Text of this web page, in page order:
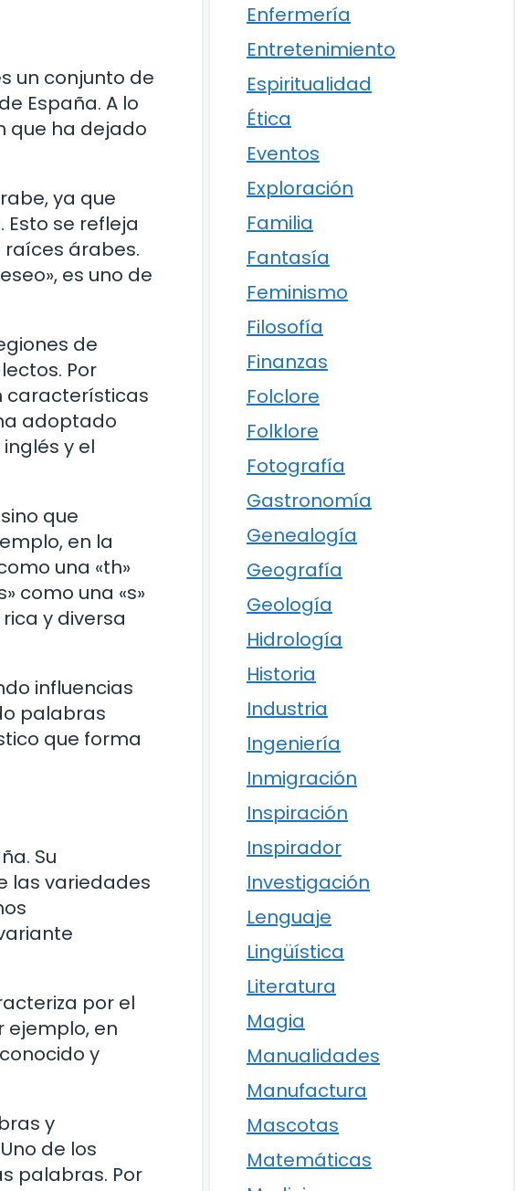
un conjunto de
España. A lo
que ha dejado
ya que
se refleja
raíces árabes.
es uno de
de
Por
características
adoptado
y el
que
en la
una «th»
como una «s»
y diversa
influencias
palabras
que forma
Su
las variedades
por el
ejemplo, en
y
y
de los
palabras. Por
Enfermería
Entretenimiento
Espiritualidad
Ética
Eventos
Exploración
Familia
Fantasía
Feminismo
Filosofía
Finanzas
Folclore
Folklore
Fotografía
Gastronomía
Genealogía
Geografía
Geología
Hidrología
Historia
Industria
Ingeniería
Inmigración
Inspiración
Inspirador
Investigación
Lenguaje
Lingüística
Literatura
Magia
Manualidades
Manufactura
Mascotas
Matemáticas